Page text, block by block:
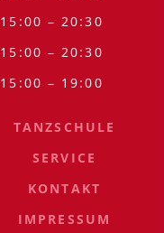
15:00 – 20:30
15:00 – 20:30
15:00 – 19:00
TANZSCHULE
SERVICE
KONTAKT
IMPRESSUM